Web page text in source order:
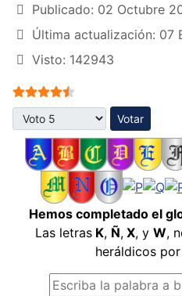
Publicado: 02 Octubre
Última actualización: 07
Visto: 142943
Ratio:4.5/
Por favor, vote
Hemos completado el
Las letrasK, Ñ,X, y W,
heráldicos